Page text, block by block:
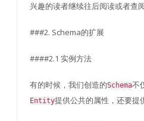
兴趣的读者继续往后阅读或者查
###2. Schema的扩展
####2.1 实例方法
有的时候，我们创造的Schema不
Entity提供公共的属性，还要提